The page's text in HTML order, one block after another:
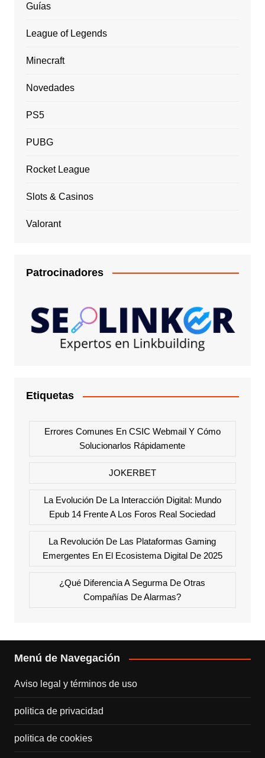
Guías
League of Legends
Minecraft
Novedades
PS5
PUBG
Rocket League
Slots & Casinos
Valorant
Patrocinadores
Etiquetas
Errores Comunes En CSIC Webmail Y Cómo
Solucionarlos Rápidamente
JOKERBET
La Evolución De La Interacción Digital: Mundo
Epub 14 Frente A Los Foros Real Sociedad
La Revolución De Las Plataformas Gaming
Emergentes En El Ecosistema Digital De 2025
¿Qué Diferencia A Segurma De Otras
Compañías De Alarmas?
Menú de Navegación
Aviso legal y términos de uso
politica de privacidad
politica de cookies